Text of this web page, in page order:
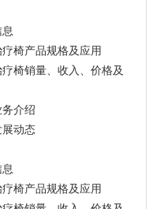
息
治疗椅产品规格及应用
务介绍
展动态
息
治疗椅产品规格及应用